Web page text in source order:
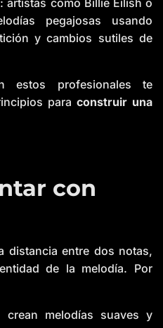
pegajosas usando
y cambios sutiles de
estos profesionales te
para construir una
con
distancia entre dos notas,
de la melodía. Por
crean melodías suaves y